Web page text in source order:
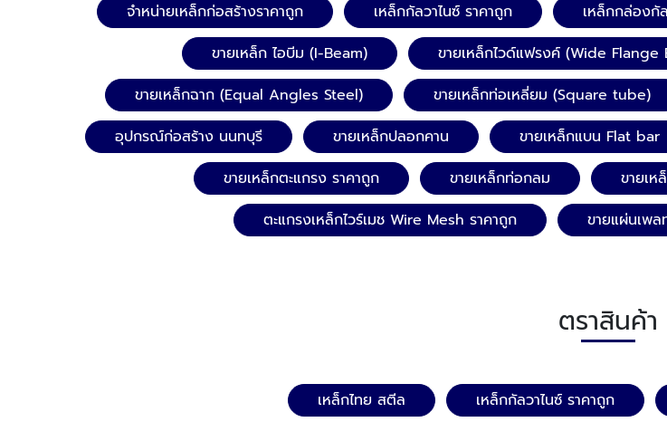
จำหน่ายเหล็กก่อสร้างราคาถูก เหล็กกัลวาไนซ์ ราคาถูก เหล็กกล่องกั
ขายเหล็ก ไอบีม (I-Beam)
ขายเหล็กไวด์แฟรงค์ (Wide Flange
ขายเหล็กฉาก (Equal Angles Steel)
ขายเหล็กท่อเหลี่ยม (Square tube)
อุปกรณ์ก่อสร้าง นนทบุรี
ขายเหล็กปลอกคาน ขายเหล็กแบน Flat bar
ขายเหล็กตะแกรง ราคาถูก
ขายเหล็กท่อกลม ขายเห
ตะแกรงเหล็กไวร์เมช Wire Mesh ราคาถูก
ขายแผ่นเพล
ตราสินค้า
เหล็กไทย สตีล เหล็กกัลวาไนซ์ ราคาถูก